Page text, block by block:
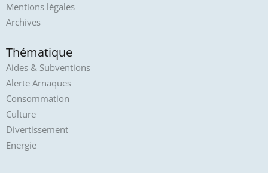
Mentions légales
Archives
Thématique
Aides & Subventions
Alerte Arnaques
Consommation
Culture
Divertissement
Energie